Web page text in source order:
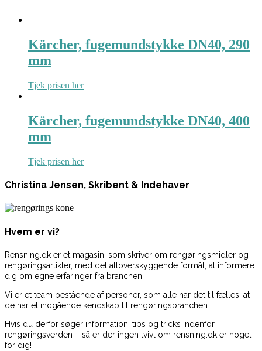
Kärcher, fugemundstykke DN40, 290
mm
Tjek prisen her
Kärcher, fugemundstykke DN40, 400
mm
Tjek prisen her
Christina Jensen, Skribent & Indehaver
Hvem er vi?
Rensning.dk er et magasin, som skriver om rengøringsmidler og
rengøringsartikler, med det altoverskyggende formål, at informere
dig om egne erfaringer fra branchen.
Vi er et team bestående af personer, som alle har det til fælles, at
de har et indgående kendskab til rengøringsbranchen.
Hvis du derfor søger information, tips og tricks indenfor
rengøringsverden – så er der ingen tvivl om rensning.dk er noget
for dig!